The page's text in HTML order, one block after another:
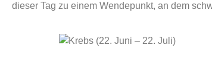
dieser Tag zu einem Wendepunkt, an dem